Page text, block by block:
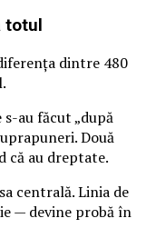
dintre 480
au făcut „după
Două
că au dreptate.
centrală. Linia de
— devine probă în